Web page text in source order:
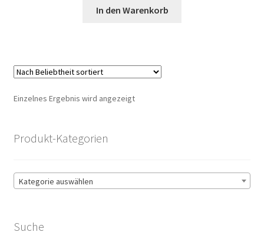
ist:
In den Warenkorb
Einzelnes Ergebnis wird angezeigt
Produkt-Kategorien
Kategorie auswählen
Suche